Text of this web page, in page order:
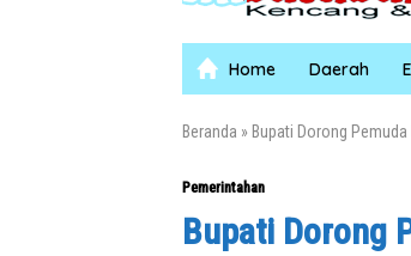
Home Daerah
Beranda » Bupati Dorong
Pemerintahan
Bupati Dorong